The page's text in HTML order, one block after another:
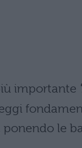
importante
le